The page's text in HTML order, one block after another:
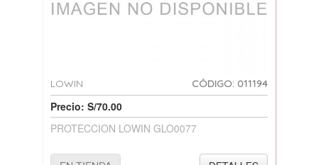
LOWIN CÓDIGO: 011194
Precio: S/70.00
PROTECCION LOWIN GLO0077